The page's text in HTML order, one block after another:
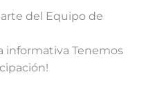
del Equipo de
informativa Tenemos